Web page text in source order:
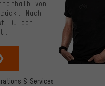
& Services
von
Nach
Du den